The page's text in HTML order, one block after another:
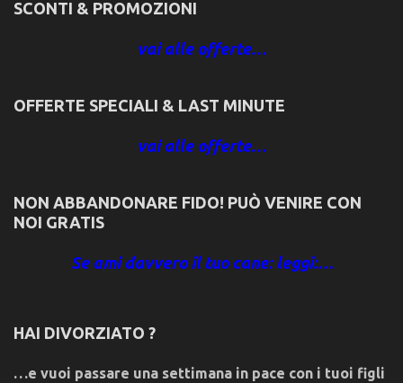
SCONTI & PROMOZIONI
vai alle offerte…
OFFERTE SPECIALI & LAST MINUTE
vai alle offerte…
NON ABBANDONARE FIDO! PUÒ VENIRE CON
NOI GRATIS
Se ami davvero il tuo cane: leggi:…
HAI DIVORZIATO ?
…e vuoi passare una settimana in pace con i tuoi figli